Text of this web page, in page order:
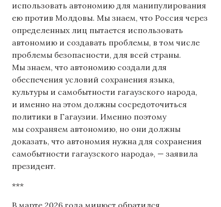
использовать автономию для манипулирования
ею против Молдовы. Мы знаем, что Россия через
определенных лиц пытается использовать
автономию и создавать проблемы, в том числе
проблемы безопасности, для всей страны.
Мы знаем, что автономию создали для
обеспечения условий сохранения языка,
культуры и самобытности гагаузского народа,
и именно на этом должны сосредоточиться
политики в Гагаузии. Именно поэтому
мы сохраняем автономию, но они должны
доказать, что автономия нужна для сохранения
самобытности гагаузского народа», — заявила
президент.
***